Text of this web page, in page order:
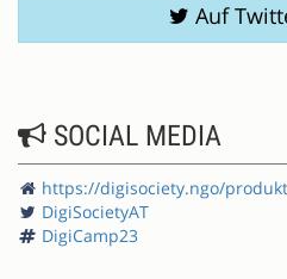
Auf
SOCIAL MEDIA
https://digisociety.ngo/produkt/digicamp-
DigiSocietyAT
DigiCamp23